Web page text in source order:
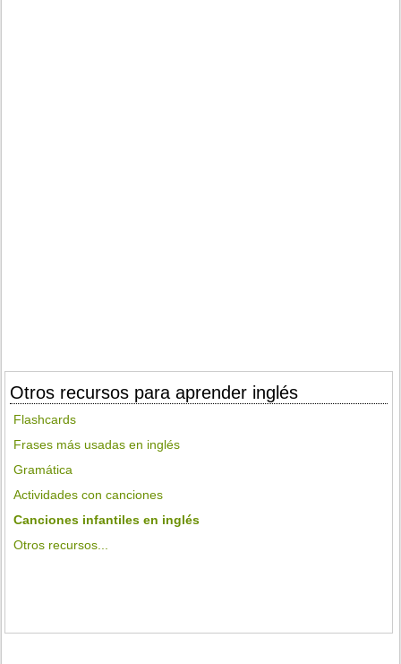
Otros recursos para aprender inglés
Flashcards
Frases más usadas en inglés
Gramática
Actividades con canciones
Canciones infantiles en inglés
Otros recursos...